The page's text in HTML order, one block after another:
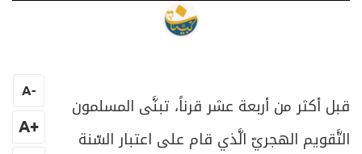
قبل أكثر من أربعة عشر قرناً، تبنَّى المسلمون
التَّقويم الهجريّ الَّذي قام على اعتبار السّنة
-
A
+A